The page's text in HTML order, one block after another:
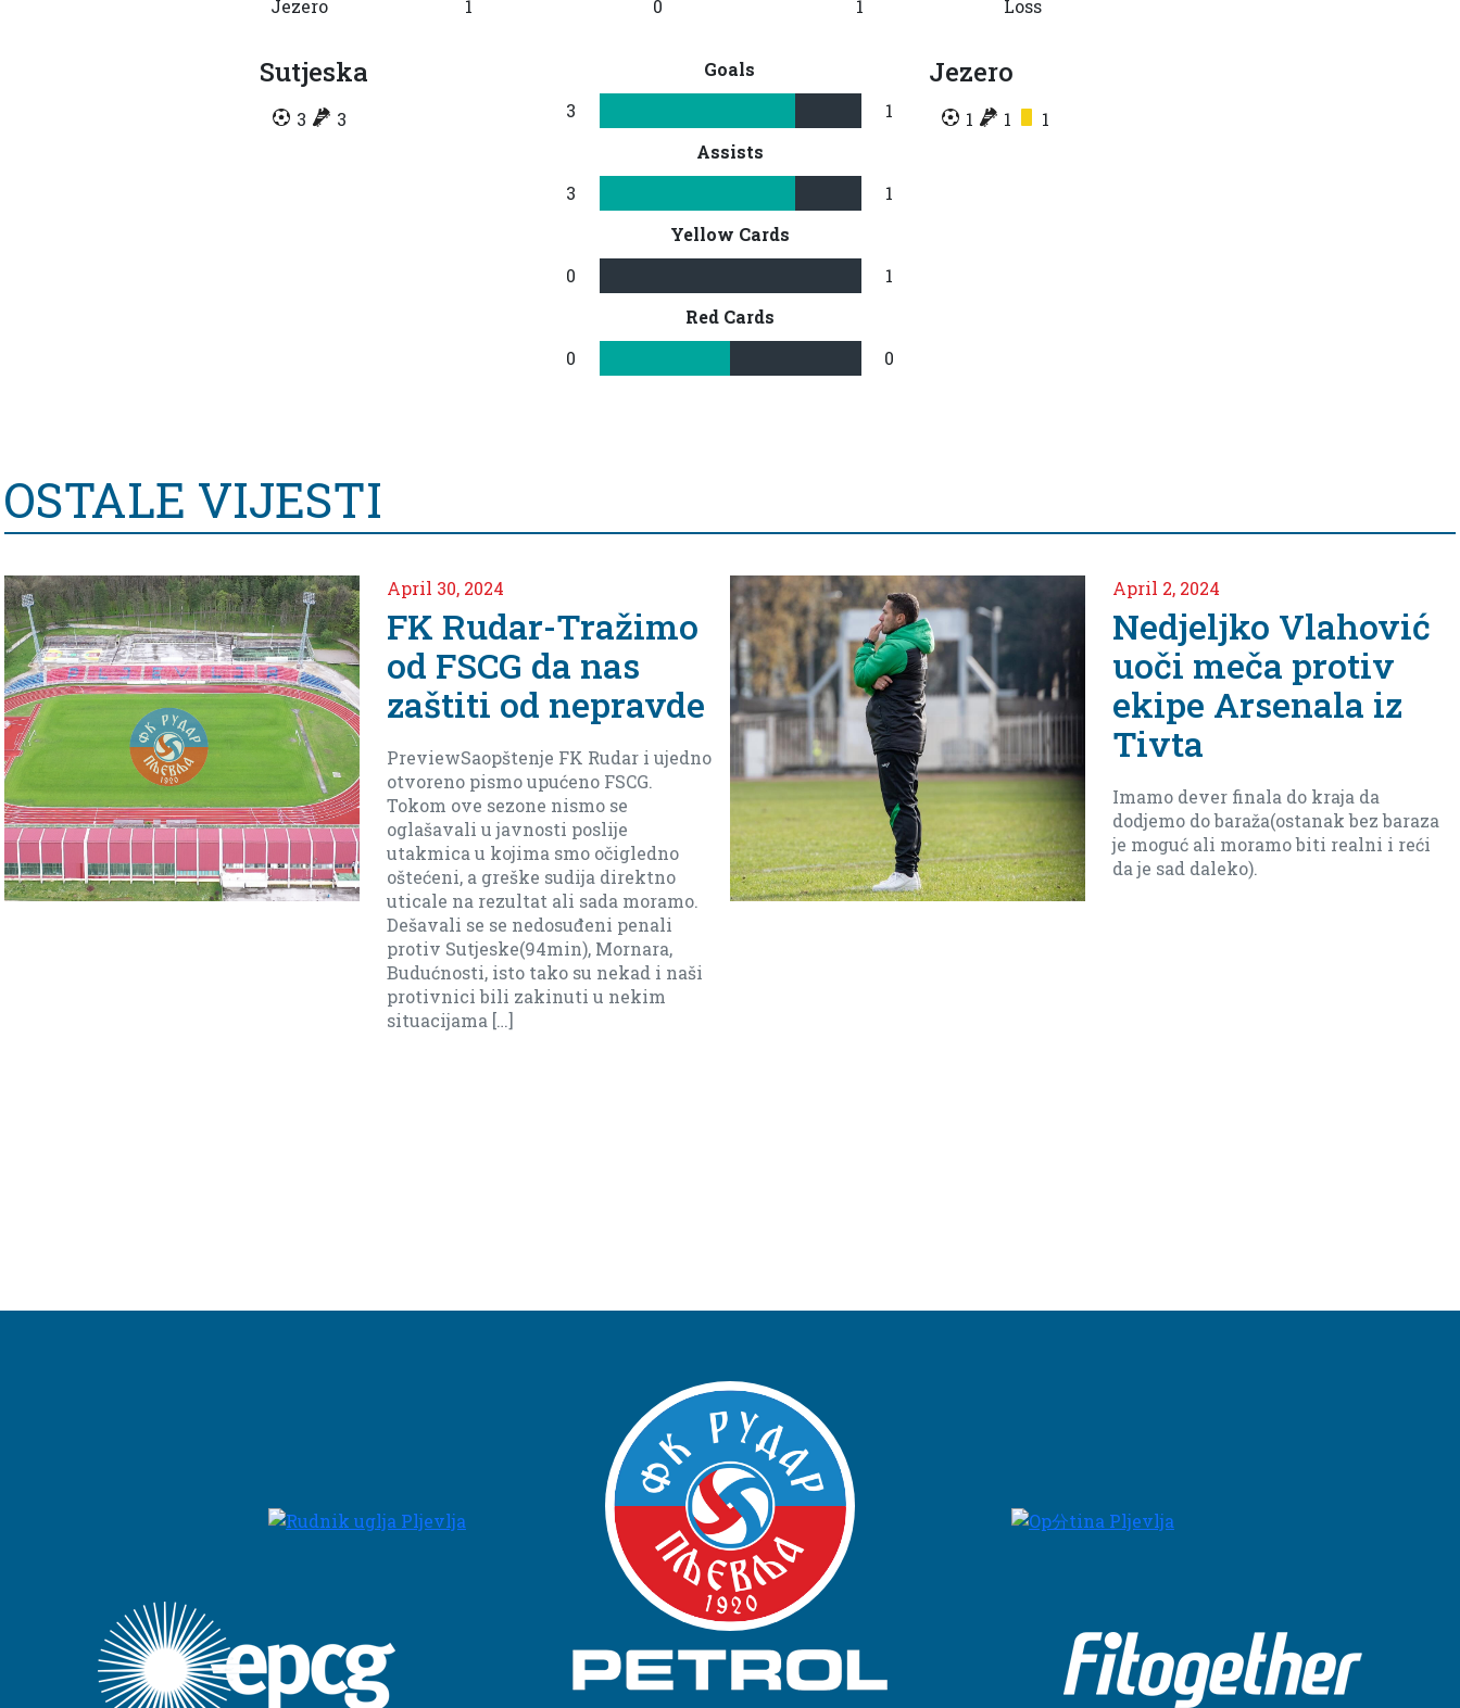
Jezero 1 0 1 Loss
Sutjeska
3 3
Jezero
1 1 1
Goals
3
1
Assists
3
1
Yellow Cards
0
1
Red Cards
0
0
OSTALE VIJESTI
April 30, 2024
FK Rudar-Tražimo
od FSCG da nas
zaštiti od nepravde
PreviewSaopštenje FK Rudar i ujedno
otvoreno pismo upućeno FSCG.
Tokom ove sezone nismo se
oglašavali u javnosti poslije
utakmica u kojima smo očigledno
oštećeni, a greške sudija direktno
uticale na rezultat ali sada moramo.
Dešavali se se nedosuđeni penali
protiv Sutjeske(94min), Mornara,
Budućnosti, isto tako su nekad i naši
protivnici bili zakinuti u nekim
situacijama […]
April 2, 2024
Nedjeljko Vlahović
uoči meča protiv
ekipe Arsenala iz
Tivta
Imamo dever finala do kraja da
dodjemo do baraža(ostanak bez baraza
je moguć ali moramo biti realni i reći
da je sad daleko).